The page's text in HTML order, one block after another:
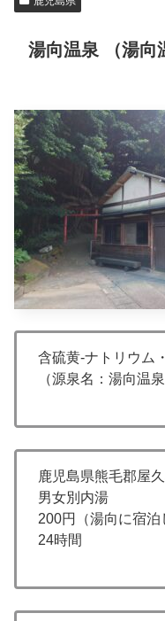
湯向温泉 （湯
含硫黄-ナトリウム
（源泉名：湯向温
鹿児島県熊毛郡屋
男女別内湯
200円（湯向に宿泊
24時間